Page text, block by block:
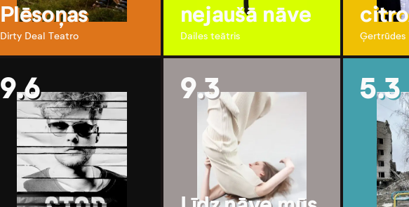
Plēsoņas
Dirty Deal Teatro
nejaušā nāve
Dailes teātris Ģertrūdes
9.6 9.3 5.3